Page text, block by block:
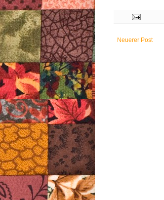
Neuerer Post